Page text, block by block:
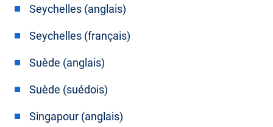
Seychelles (anglais)
Seychelles (français)
Suède (anglais)
Suède (suédois)
Singapour (anglais)